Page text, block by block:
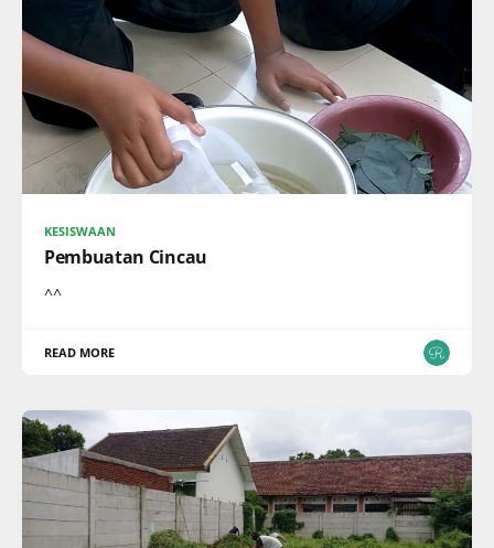
KESISWAAN
Pembuatan Cincau
^^
READ MORE